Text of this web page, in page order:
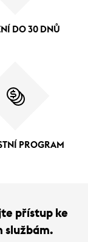
DO 30 DNŮ
PROGRAM
přístup ke
službám.